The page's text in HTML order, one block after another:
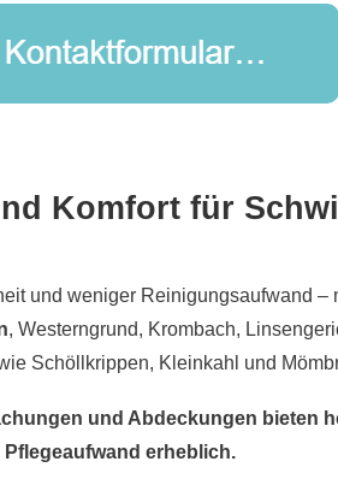
Komfort für
und weniger Reinigungsaufwand –
, Westerngrund, Krombach,
Schöllkrippen, Kleinkahl und
und Abdeckungen bieten
erheblich.